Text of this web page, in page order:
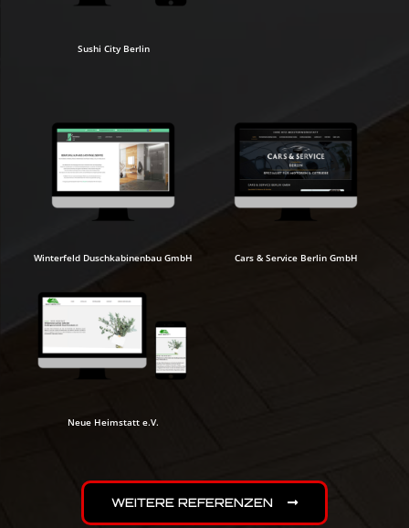
Sushi City Berlin
Winterfeld Duschkabinenbau GmbH Cars & Service Berlin GmbH
Neue Heimstatt e.V.
WEITERE REFERENZEN